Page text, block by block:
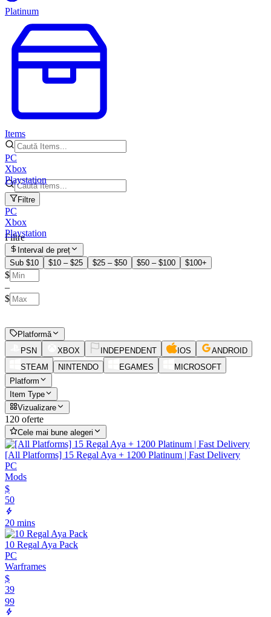
Platinum
Items
PC
Xbox
Playstation
Filtre
PC
Xbox
Playstation
Filtre
Interval de preț
Sub $10
$10 – $25 $25 – $50 $50 – $100 $100+
$
–
$
Platformă
PSN
XBOX INDEPENDENT IOS
ANDROID
STEAM
NINTENDO EGAMES
MICROSOFT
Platform
Item Type
Vizualizare
120 oferte
Cele mai bune alegeri
[All Platforms] 15 Regal Aya + 1200 Platinum | Fast Delivery
PC
Mods
$
50
20 mins
10 Regal Aya Pack
PC
Warframes
$
39
99